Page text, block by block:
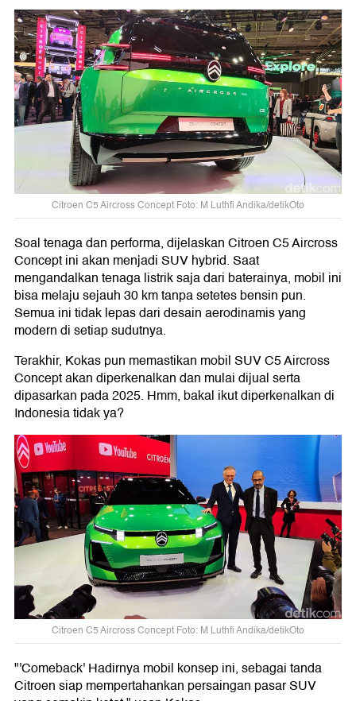
Citroen C5 Aircross Concept Foto: M Luthfi Andika/detikOto
Soal tenaga dan performa, dijelaskan Citroen C5 Aircross
Concept ini akan menjadi SUV hybrid. Saat
mengandalkan tenaga listrik saja dari baterainya, mobil ini
bisa melaju sejauh 30 km tanpa setetes bensin pun.
Semua ini tidak lepas dari desain aerodinamis yang
modern di setiap sudutnya.
Terakhir, Kokas pun memastikan mobil SUV C5 Aircross
Concept akan diperkenalkan dan mulai dijual serta
dipasarkan pada 2025. Hmm, bakal ikut diperkenalkan di
Indonesia tidak ya?
Citroen C5 Aircross Concept Foto: M Luthfi Andika/detikOto
"'Comeback' Hadirnya mobil konsep ini, sebagai tanda
Citroen siap mempertahankan persaingan pasar SUV